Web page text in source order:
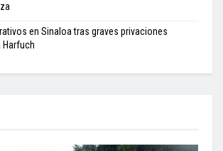
en Sinaloa tras graves privaciones
Harfuch